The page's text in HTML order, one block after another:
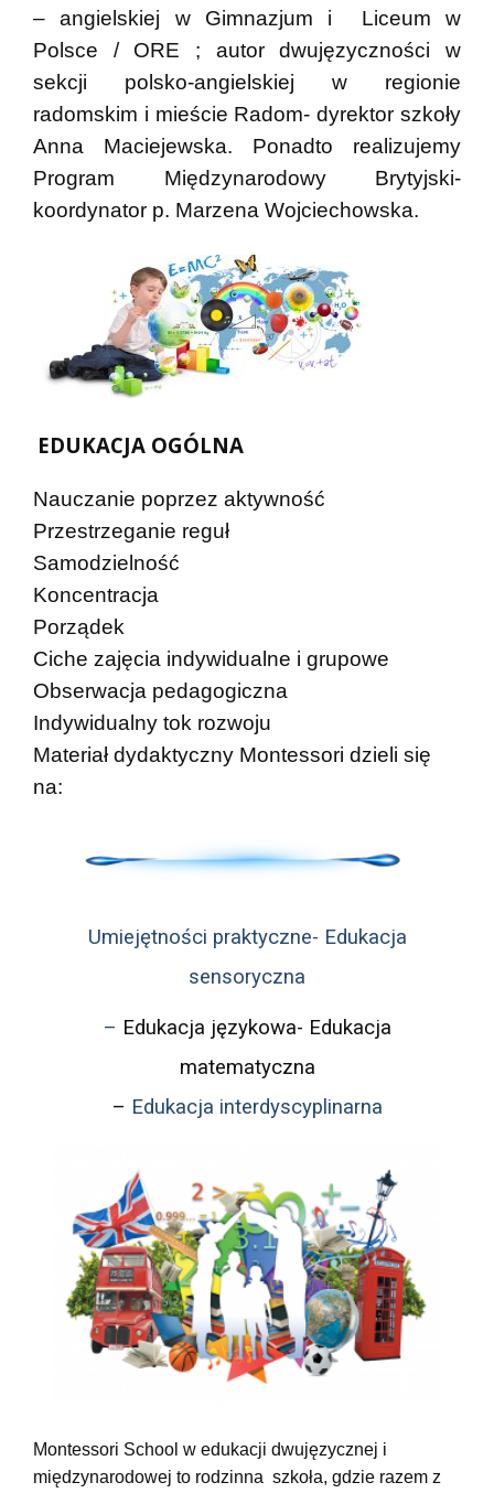
– angielskiej w Gimnazjum i Liceum w
Polsce / ORE ; autor dwujęzyczności w
sekcji polsko-angielskiej w regionie
radomskim i mieście Radom- dyrektor szkoły
Anna Maciejewska. Ponadto realizujemy
Program Międzynarodowy Brytyjski-
koordynator p. Marzena Wojciechowska.
EDUKACJA OGÓLNA
Nauczanie poprzez aktywność
Przestrzeganie reguł
Samodzielność
Koncentracja
Porządek
Ciche zajęcia indywidualne i grupowe
Obserwacja pedagogiczna
Indywidualny tok rozwoju
Materiał dydaktyczny Montessori dzieli się
na:
Umiejętności praktyczne- Edukacja
sensoryczna
– Edukacja językowa- Edukacja
matematyczna
– Edukacja interdyscyplinarna
Montessori School w edukacji dwujęzycznej i
międzynarodowej to rodzinna szkoła, gdzie razem z